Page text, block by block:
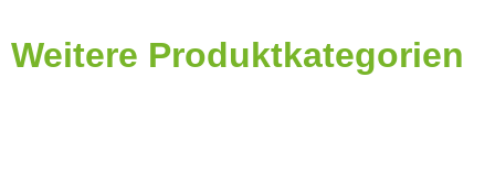
Weitere Produktkategorien